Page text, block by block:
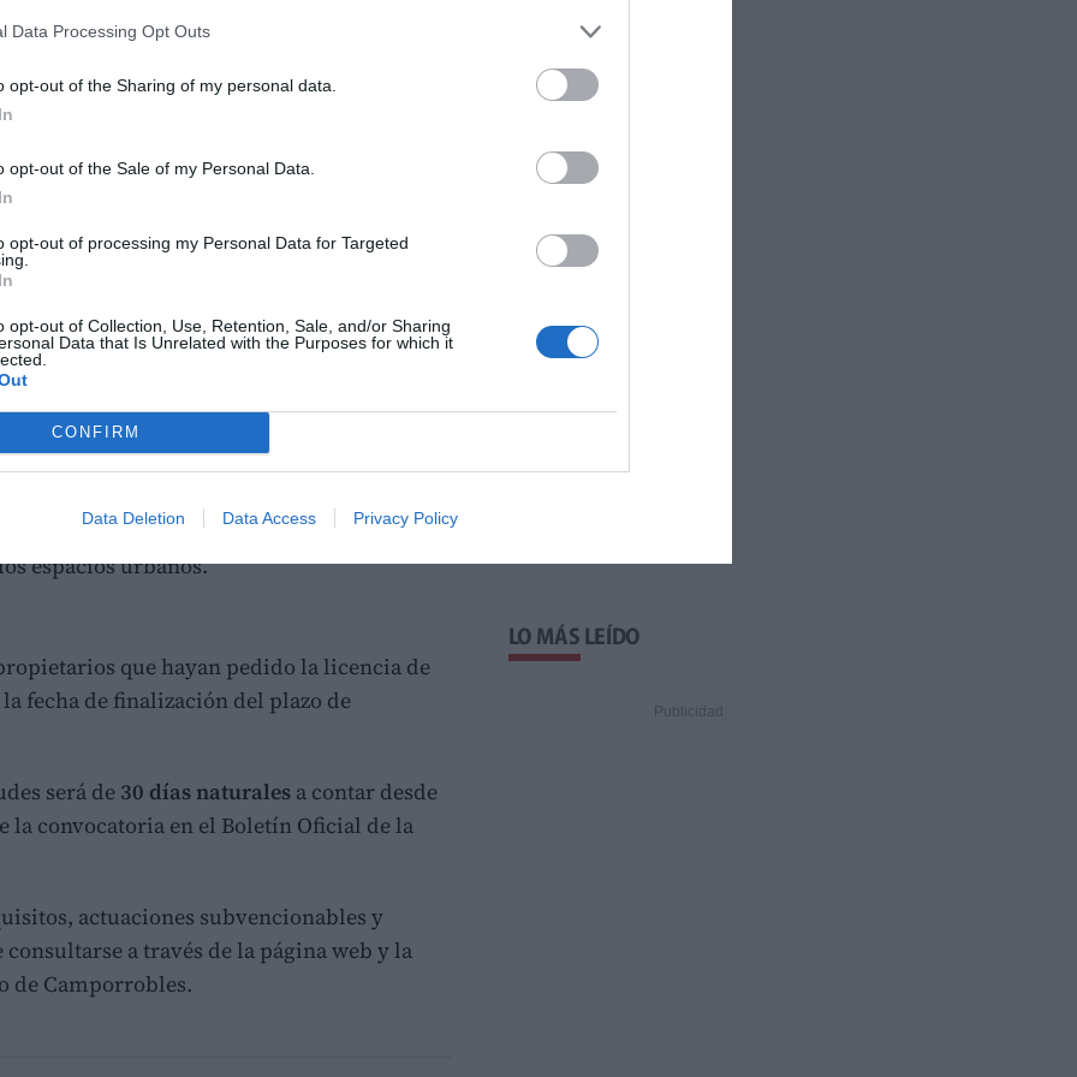
Data Processing Opt Outs
opt-out of the Sharing of my personal data.
opt-out of the Sale of my Personal Data.
opt-out of processing my Personal Data for Targeted
opt-out of Collection, Use, Retention, Sale, and/or Sharing
Data that Is Unrelated with the Purposes for which it
CONFIRM
Data Deletion Data Access Privacy Policy
pintado de fachadas de viviendas y
deCamporrobles y La Loberuela
del municipio, conservar el patrimonio
de la localidad.
2026, podrán acogerse a estas
en inmuebles destinados a residencia
comerciales ubicados en suelo
y pintado de fachadas, siempre que
las bases reguladoras y utilicen los
Ayuntamiento.
medida pretende fomentar la
impulsar la actividad económica y
espacios urbanos.
que hayan pedido la licencia de
fecha de finalización del plazo de
será de 30 días naturales a contar desde
la convocatoria en el Boletín Oficial de la
actuaciones subvencionables y
a través de la página web y la
de Camporrobles.
LO MÁS LEÍDO